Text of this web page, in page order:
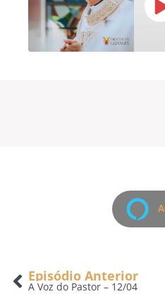
Episódio Anterior
A Voz do Pastor – 12/04